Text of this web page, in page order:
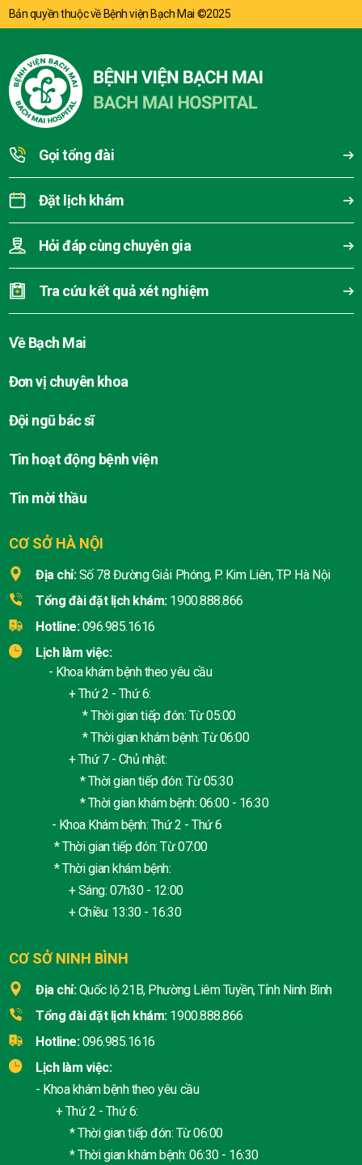
Bản quyền thuộc về Bệnh viện Bạch Mai ©2025
CƠ SỞ HÀ NỘI
Địa chỉ: Số 78 Đường Giải Phóng, P. Kim Liên, TP Hà Nội
Tổng đài đặt lịch khám: 1900.888.866
Hotline: 096.985.1616
Lịch làm việc:
- Khoa khám bệnh theo yêu cầu
+ Thứ 2 - Thứ 6:
* Thời gian tiếp đón: Từ 05:00
* Thời gian khám bệnh: Từ 06:00
+ Thứ 7 - Chủ nhật:
* Thời gian tiếp đón: Từ 05:30
* Thời gian khám bệnh: 06:00 - 16:30
- Khoa Khám bệnh: Thứ 2 - Thứ 6
* Thời gian tiếp đón: Từ 07:00
* Thời gian khám bệnh:
+ Sáng: 07h30 - 12:00
+ Chiều: 13:30 - 16:30
CƠ SỞ NINH BÌNH
Địa chỉ: Quốc lộ 21B, Phường Liêm Tuyền, Tỉnh Ninh Bình
Tổng đài đặt lịch khám: 1900.888.866
Hotline: 096.985.1616
Lịch làm việc:
- Khoa khám bệnh theo yêu cầu
+ Thứ 2 - Thứ 6:
* Thời gian tiếp đón: Từ 06:00
* Thời gian khám bệnh: 06:30 - 16:30
Gọi tổng đài
Đặt lịch khám
Hỏi đáp cùng chuyên gia
Tra cứu kết quả xét nghiệm
Về Bạch Mai
Đơn vị chuyên khoa
Đội ngũ bác sĩ
Tin hoạt động bệnh viện
Tin mời thầu